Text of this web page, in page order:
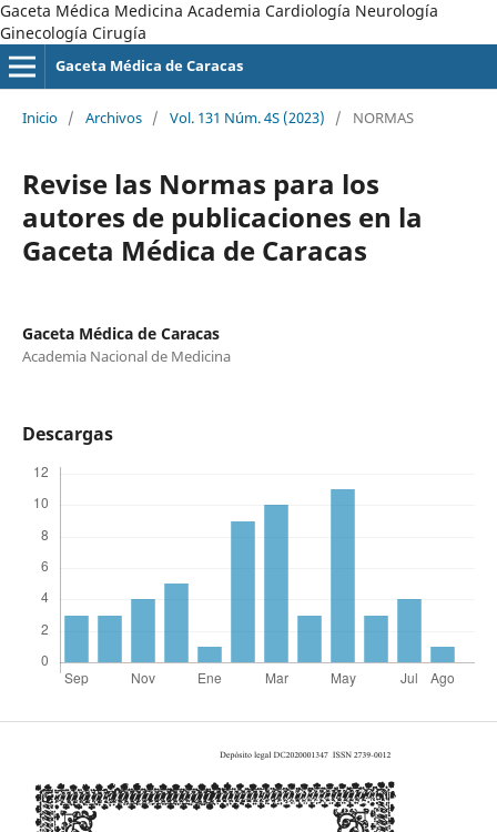
Gaceta Médica Medicina Academia Cardiología Neurología
Ginecología Cirugía
Gaceta Médica de Caracas
Inicio / Archivos / Vol. 131 Núm. 4S (2023) / NORMAS
Revise las Normas para los
autores de publicaciones en la
Gaceta Médica de Caracas
Gaceta Médica de Caracas
Academia Nacional de Medicina
Descargas